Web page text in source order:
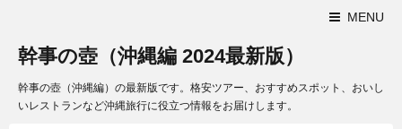
MENU
幹事の壺（沖縄編 2024最新版）
幹事の壺（沖縄編）の最新版です。格安ツアー、おすすめスポット、おいし
いレストランなど沖縄旅行に役立つ情報をお届けします。